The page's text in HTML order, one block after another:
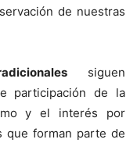
de nuestras
siguen
participación de la
y el interés por
que forman parte de